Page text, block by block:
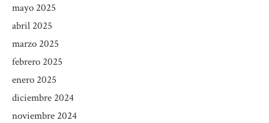
mayo 2025
abril 2025
marzo 2025
febrero 2025
enero 2025
diciembre 2024
noviembre 2024